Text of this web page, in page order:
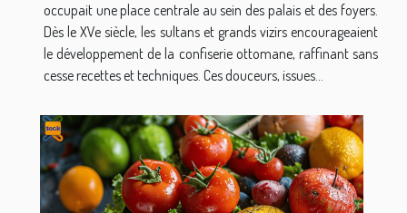
occupait une place centrale au sein des palais et des foyers.
Dès le XVe siècle, les sultans et grands vizirs encourageaient
le développement de la confiserie ottomane, raffinant sans
cesse recettes et techniques. Ces douceurs, issues...